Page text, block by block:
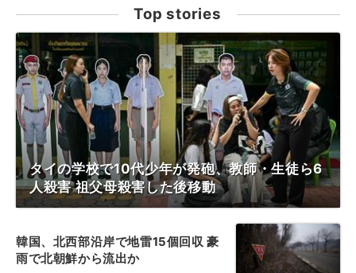
Top stories
タイの学校で10代少年が発砲、教師・生徒ら6
人殺害 祖父母殺害した後移動
韓国、北西部沿岸で地雷15個回収 豪
雨で北朝鮮から流出か